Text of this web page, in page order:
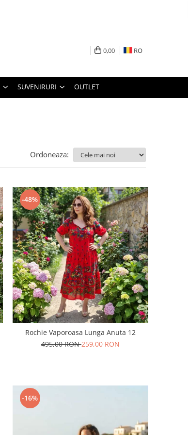
0,00 RO
SUVENIRURI OUTLET
Ordoneaza:
-48%
Rochie Vaporoasa Lunga Anuta 12
495,00 RON259,00 RON
-16%